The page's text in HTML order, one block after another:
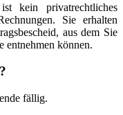
kein privatrechtliches
Sie erhalten
aus dem Sie
entnehmen können.
fällig.